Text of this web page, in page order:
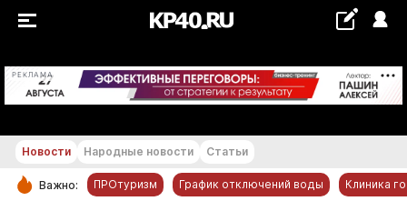
РЕКЛАМА +23...+24 °С
Новости Народные новости Статьи
Важно: ПРОтуризм График отключений воды Клиника